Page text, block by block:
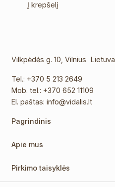
Į krepšelį
Vilkpėdės g. 10, Vilnius Lietuva
Tel.: +370 5 213 2649
Mob. tel.: +370 652 11109
El. paštas:info@vidalis.lt
Pagrindinis
Apie mus
Pirkimo taisyklės